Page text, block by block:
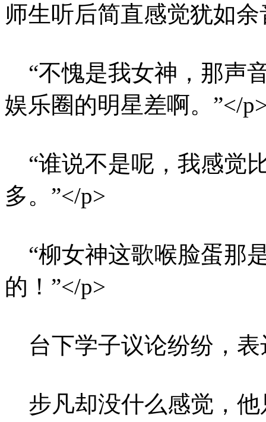
师生听后简直感觉犹如
“不愧是我女神，那声
娱乐圈的明星差啊。”</
“谁说不是呢，我感觉
多。”</p>
“柳女神这歌喉脸蛋那
的！”</p>
台下学子议论纷纷，表
步凡却没什么感觉，他